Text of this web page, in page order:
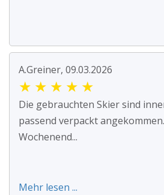
A.Greiner, 09.03.2026
★ ★ ★ ★ ★
Die gebrauchten Skier sind
passend verpackt
Wochenend...
Mehr lesen ...